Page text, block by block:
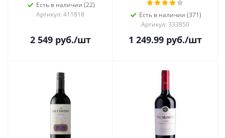
Есть в наличии (22)
Артикул: 411818
2 549руб./шт
Есть в наличии (371)
Артикул: 333850
1 249.99 руб./шт